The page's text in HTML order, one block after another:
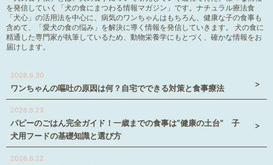
を発信していく「犬の食にまつわる情報マガジン」です。ナチュラル療法食
「犬心」の活用法を中心に、病気のワンちゃんはもちろん、健康な子の食事も
含めて、「愛犬の食の悩み」を解決に導く情報を発信していきます。 犬の食に
精通した専門家が執筆しているため、動物栄養学にもとづく、確かな情報をお
届けします。
2026.6.30
ワンちゃんの嘔吐の原因は何？自宅でできる対策と食事療法
2026.6.23
パピーのごはん完全ガイド！一歳までの食事は”健康の土台” 子
犬用フードの基礎知識と選び方
2026.6.22